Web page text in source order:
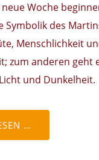
Woche
Symbolik des
Menschlichkeit
zum anderen geht
und Dunkelheit.
…